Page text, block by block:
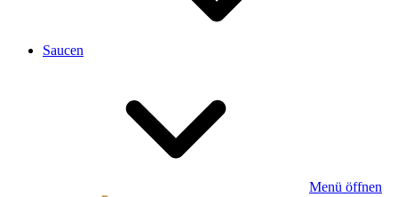
Saucen
Menü öffnen